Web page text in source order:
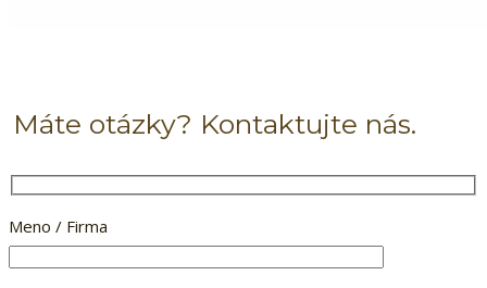
Máte otázky? Kontaktujte nás.
Meno / Firma